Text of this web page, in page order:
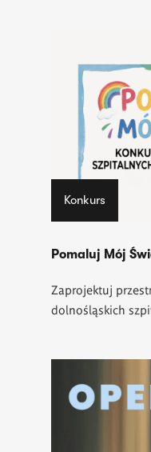
Konkurs
Pomaluj Mój
Zaprojektuj
dolnośląskich